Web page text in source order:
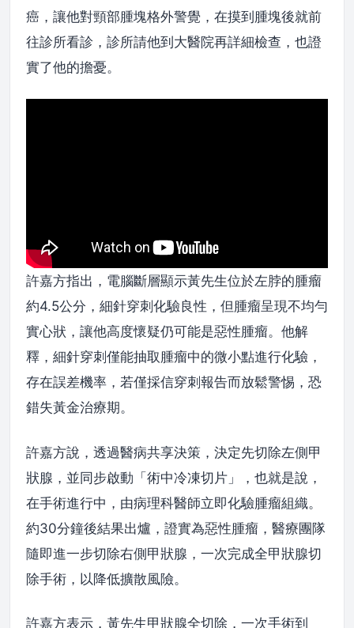
癌，讓他對頸部腫塊格外警覺，在摸到腫塊後就前
往診所看診，診所請他到大醫院再詳細檢查，也證
實了他的擔憂。
許嘉方指出，電腦斷層顯示黃先生位於左脖的腫瘤
約4.5公分，細針穿刺化驗良性，但腫瘤呈現不均勻
實心狀，讓他高度懷疑仍可能是惡性腫瘤。他解
釋，細針穿刺僅能抽取腫瘤中的微小點進行化驗，
存在誤差機率，若僅採信穿刺報告而放鬆警惕，恐
錯失黃金治療期。
許嘉方說，透過醫病共享決策，決定先切除左側甲
狀腺，並同步啟動「術中冷凍切片」，也就是說，
在手術進行中，由病理科醫師立即化驗腫瘤組織。
約30分鐘後結果出爐，證實為惡性腫瘤，醫療團隊
隨即進一步切除右側甲狀腺，一次完成全甲狀腺切
除手術，以降低擴散風險。
許嘉方表示，黃先生甲狀腺全切除，一次手術到